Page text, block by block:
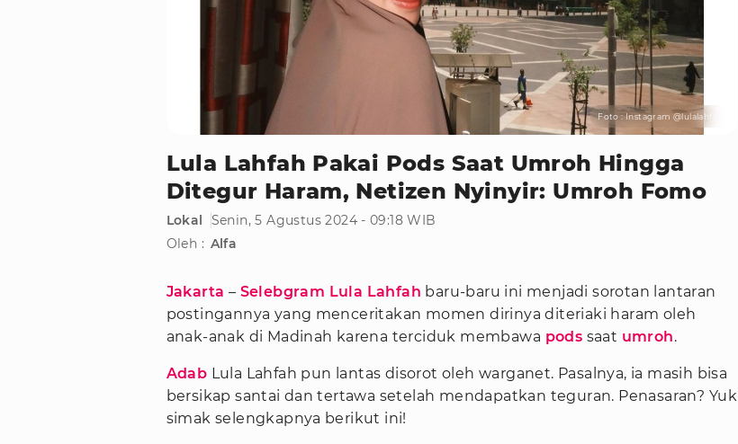
Foto : Instagram @lulalahfah
Lula Lahfah Pakai Pods Saat Umroh Hingga
Ditegur Haram, Netizen Nyinyir: Umroh Fomo
Lokal
Senin, 5 Agustus 2024 - 09:18 WIB
Oleh : Alfa
Jakarta – Selebgram Lula Lahfah baru-baru ini menjadi sorotan lantaran
postingannya yang menceritakan momen dirinya diteriaki haram oleh
anak-anak di Madinah karena terciduk membawa pods saat umroh.
Adab Lula Lahfah pun lantas disorot oleh warganet. Pasalnya, ia masih bisa
bersikap santai dan tertawa setelah mendapatkan teguran. Penasaran? Yuk
simak selengkapnya berikut ini!